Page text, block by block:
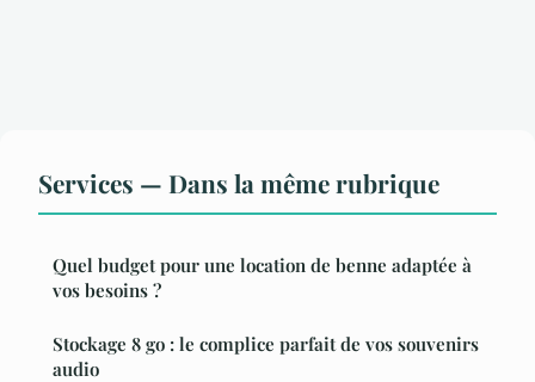
Services — Dans la même rubrique
Quel budget pour une location de benne adaptée à
vos besoins ?
Stockage 8 go : le complice parfait de vos souvenirs
audio